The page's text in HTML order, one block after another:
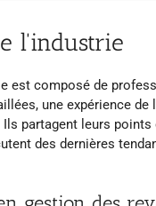
l'industrie
est composé de
une expérience
partagent leurs
des dernières